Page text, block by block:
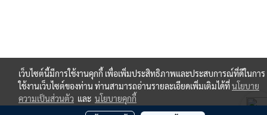
เว็บไซต์นี้มีการใช้งานคุกกี้ เพื่อเพิ่มประสิทธิภาพและประสบการณ์ที่ดีในการ
ใช้งานเว็บไซต์ของท่าน ท่านสามารถอ่านรายละเอียดเพิ่มเติมได้ที่นโยบาย
ความเป็นส่วนตัว และ นโยบายคุกกี้